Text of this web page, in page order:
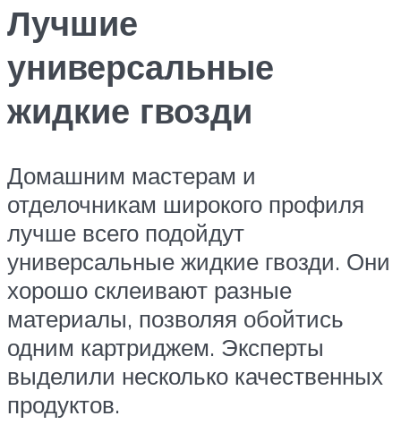
Лучшие
универсальные
жидкие гвозди
Домашним мастерам и
отделочникам широкого профиля
лучше всего подойдут
универсальные жидкие гвозди. Они
хорошо склеивают разные
материалы, позволяя обойтись
одним картриджем. Эксперты
выделили несколько качественных
продуктов.